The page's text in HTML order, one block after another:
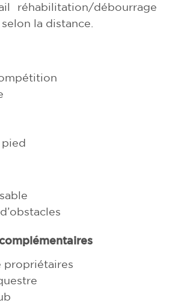
réhabilitation/débourrage
la distance.
pied
propriétaires